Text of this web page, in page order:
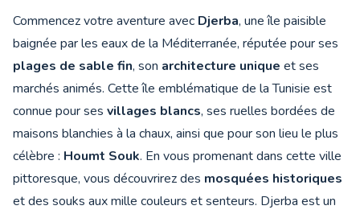
Commencez votre aventure avec Djerba, une île paisible
baignée par les eaux de la Méditerranée, réputée pour ses
plages de sable fin, son architecture unique et ses
marchés animés. Cette île emblématique de la Tunisie est
connue pour ses villages blancs, ses ruelles bordées de
maisons blanchies à la chaux, ainsi que pour son lieu le plus
célèbre : Houmt Souk. En vous promenant dans cette ville
pittoresque, vous découvrirez des mosquées historiques
et des souks aux mille couleurs et senteurs. Djerba est un